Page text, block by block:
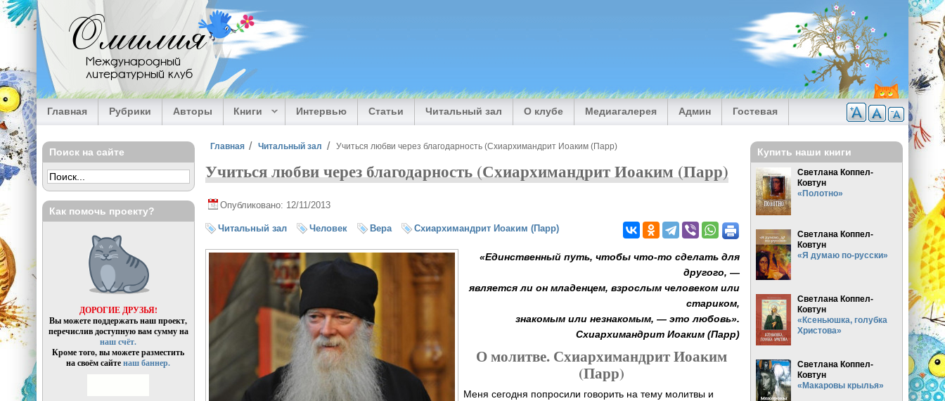
Перейти к основному содержанию
Омилия
Международный
литературный клуб
Главная Рубрики Авторы Книги Интервью Статьи Читальный зал О клубе Медиагалерея Админ Гостевая
Вы здесь
Главная Читальный зал Учиться любви через благодарность (Схиархимандрит Иоаким (Парр)
Учиться любви через благодарность (Схиархимандрит Иоаким (Парр)
Опубликовано: 12/11/2013
Читальный зал Человек Вера Схиархимандрит Иоаким (Парр)
«Единственный путь, чтобы что-то сделать для
другого, —
является ли он младенцем, взрослым человеком или
стариком,
знакомым или незнакомым, — это любовь».
Схиархимандрит Иоаким (Парр)
О молитве. Схиархимандрит Иоаким
(Парр)
Меня сегодня попросили говорить на тему молитвы и
Поиск на сайте
Как помочь проекту?
ДОРОГИЕ ДРУЗЬЯ!
Вы можете поддержать наш проект,
перечислив доступную вам сумму на
наш счёт.
Кроме того, вы можете разместить
на своём сайтенаш баннер.
Купить наши книги
Светлана Коппел-
Ковтун
«Полотно»
Светлана Коппел-
Ковтун
«Я думаю по-русски»
Светлана Коппел-
Ковтун
«Ксеньюшка, голубка
Христова»
Светлана Коппел-
Ковтун
«Макаровы крылья»